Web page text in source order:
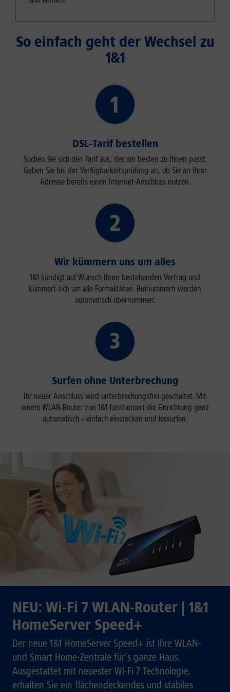
So einfach geht der Wechsel zu
1&1
DSL-Tarif bestellen
Suchen Sie sich den Tarif aus, der am besten zu Ihnen passt.
Geben Sie bei der Verfügbarkeitsprüfung an, ob Sie an Ihrer
Adresse bereits einen Internet-Anschluss nutzen.
Wir kümmern uns um alles
1&1 kündigt auf Wunsch Ihren bestehenden Vertrag und
kümmert sich um alle Formalitäten. Rufnummern werden
automatisch übernommen.
Surfen ohne Unterbrechung
Ihr neuer Anschluss wird unterbrechungsfrei geschaltet. Mit
einem WLAN-Router von 1&1 funktioniert die Einrichtung ganz
automatisch – einfach einstecken und lossurfen.
NEU: Wi-Fi 7 WLAN-Router | 1&1
HomeServer Speed+
Der neue 1&1 HomeServer Speed+ ist Ihre WLAN-
und Smart Home-Zentrale für’s ganze Haus.
Ausgestattet mit neuester Wi-Fi 7 Technologie,
erhalten Sie ein flächendeckendes und stabiles